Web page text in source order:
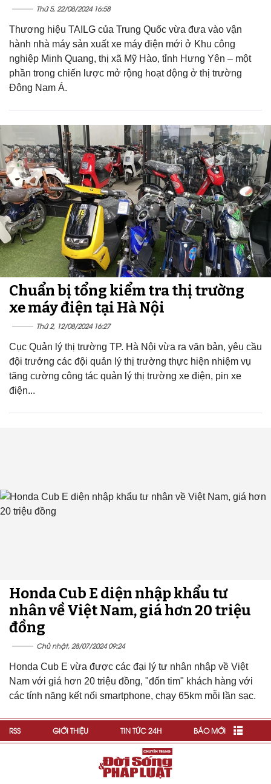
Thứ 5, 22/08/2024 16:58
Thương hiệu TAILG của Trung Quốc vừa đưa vào vận
hành nhà máy sản xuất xe máy điện mới ở Khu công
nghiệp Minh Quang, thị xã Mỹ Hào, tỉnh Hưng Yên – một
phần trong chiến lược mở rộng hoạt động ở thị trường
Đông Nam Á.
Chuẩn bị tổng kiểm tra thị trường
xe máy điện tại Hà Nội
Thứ 2, 12/08/2024 16:27
Cục Quản lý thị trường TP. Hà Nội vừa ra văn bản, yêu cầu
đội trưởng các đội quản lý thị trường thực hiện nhiệm vụ
tăng cường công tác quản lý thị trường xe điện, pin xe
điện...
Honda Cub E diện nhập khẩu tư
nhân về Việt Nam, giá hơn 20 triệu
đồng
Chủ nhật, 28/07/2024 09:24
Honda Cub E vừa được các đại lý tư nhân nhập về Việt
Nam với giá hơn 20 triệu đồng, "đốn tim" khách hàng với
các tính năng kết nối smartphone, chạy 65km mỗi lần sạc.
RSS GIỚI THIỆU TIN TỨC 24H BÁO MỚI